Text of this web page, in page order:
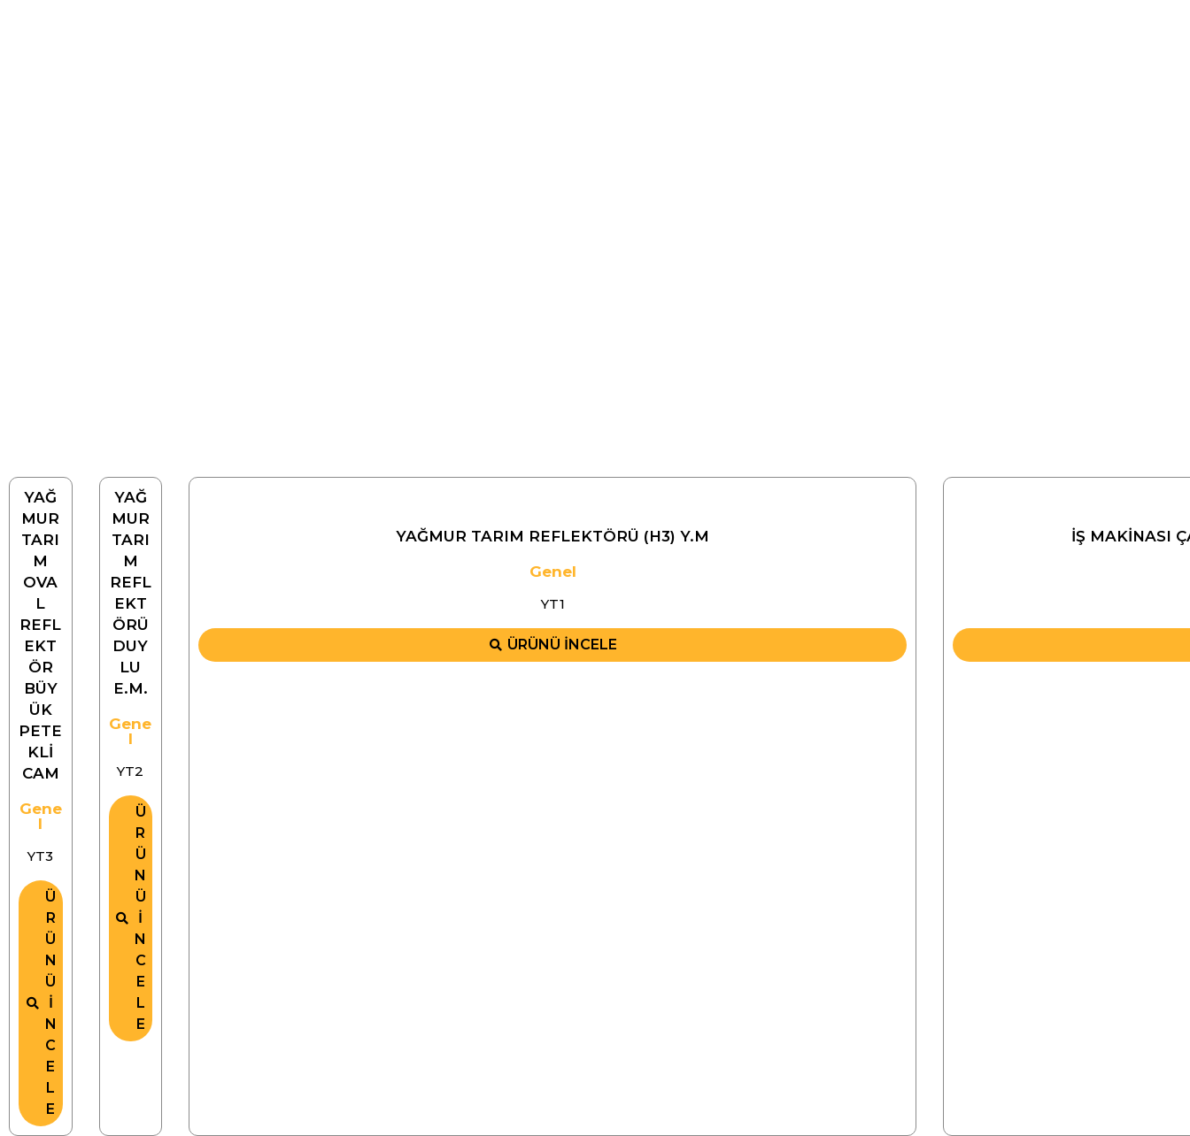
YAĞ
MUR
TARI
M
OVA
L
REFL
EKT
ÖR
BÜY
ÜK
PETE
KLİ
CAM
Gene
l
YT3
Ü
R
Ü
N
Ü
İ
N
C
E
L
E
YAĞ
MUR
TARI
M
REFL
EKT
ÖRÜ
DUY
LU
E.M.
Gene
l
YT2
Ü
R
Ü
N
Ü
İ
N
C
E
L
E
YAĞMUR TARIM REFLEKTÖRÜ (H3) Y.M
Genel
YT1
ÜRÜNÜ İNCELE
İŞ MAKİNASI